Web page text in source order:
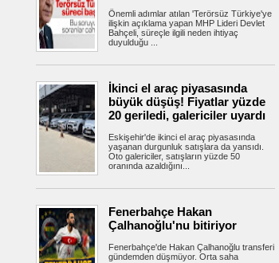
Çerçeve yasa: Örgüt yöneticileri,
kasten öldürme suçu işleyenler, müebbet
hapis cezası alanlar kapsam dışı
Terörsüz Türkiye süreciyle ilgili çerçeve yasa,
Beylikdüzü’nde otluk alanda
korkutan yangın: Alevler sitelere kadar
yaklaştı
İstanbul’un Beylikdüzü ilçesinde otluk alanda
çıkan yangın büyük paniğe neden...
Kuzey Marmara Otoyolu’nda
lastik yüklü tırda çıkan yangın tarım arazisine
sıçradı
Kuzey Marmara Otoyolu’nun Çatalca Nakkaş
Önemli adımlar atılan 'Terörsüz Türkiye'ye
ilişkin açıklama yapan MHP Lideri Devlet
Bahçeli, süreçle ilgili neden ihtiyaç
duyulduğu ...
İkinci el araç piyasasında
büyük düşüş! Fiyatlar yüzde
20 geriledi, galericiler uyardı
Eskişehir'de ikinci el araç piyasasında
yaşanan durgunluk satışlara da yansıdı.
Oto galericiler, satışların yüzde 50
oranında azaldığını...
Fenerbahçe Hakan
Çalhanoğlu'nu bitiriyor
Fenerbahçe'de Hakan Çalhanoğlu transferi
gündemden düşmüyor. Orta saha